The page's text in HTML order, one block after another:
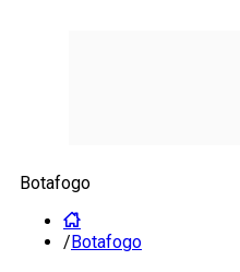
Botafogo
/Botafogo